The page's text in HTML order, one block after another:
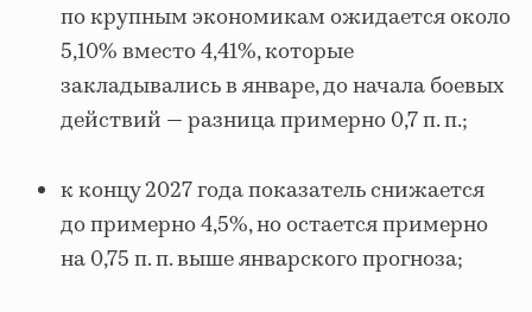
по крупным экономикам ожидается около
5,10% вместо 4,41%, которые
закладывались в январе, до начала боевых
действий — разница примерно 0,7 п. п.;
к концу 2027 года показатель снижается
до примерно 4,5%, но остается примерно
на 0,75 п. п. выше январского прогноза;